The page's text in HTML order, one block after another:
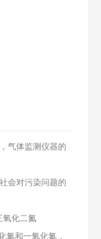
气体监测仪器的
会对污染问题的
化二氮
氮和一氧化氮，